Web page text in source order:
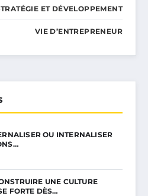
ET DÉVELOPPEMENT
VIE D’ENTREPRENEUR
OU INTERNALISER
UNE CULTURE
FORTE DÈS…